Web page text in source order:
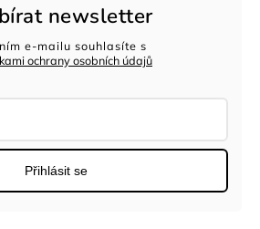
newsletter
e-mailu souhlasíte s
ochrany osobních údajů
Přihlásit se